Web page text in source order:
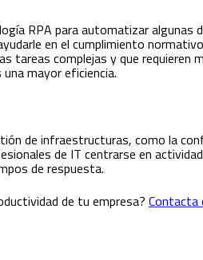
RPA para automatizar algunas
en el cumplimiento
tareas complejas y que
mayor eficiencia.
de infraestructuras, como la
de IT centrarse en
de respuesta.
de tu empresa? Contacta